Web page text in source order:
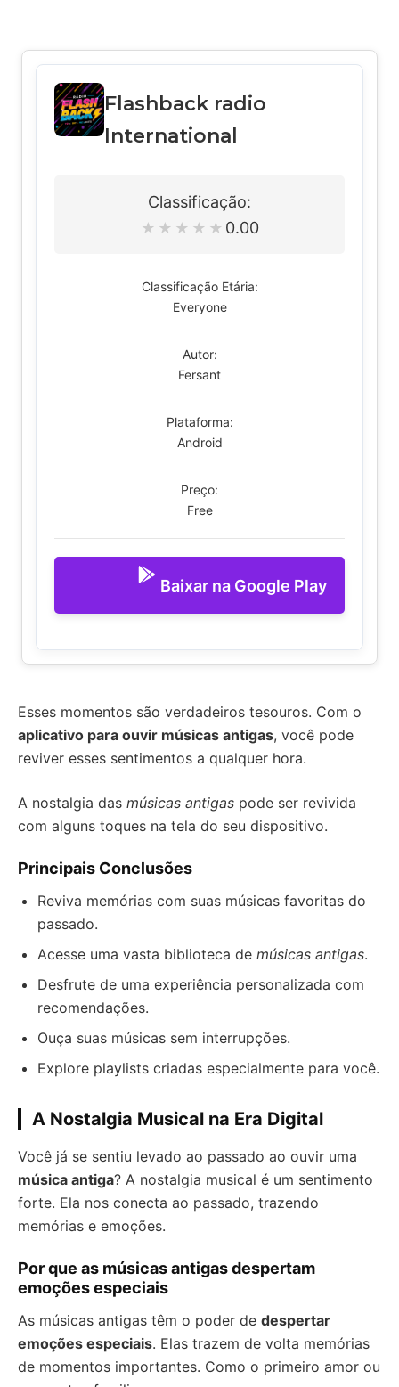
Flashback radio
International
Classificação:
★ ★ ★ ★ ★ 0.00
Classificação Etária:
Everyone
Autor:
Fersant
Plataforma:
Android
Preço:
Free
Baixar na Google Play
Esses momentos são verdadeiros tesouros. Com o
aplicativo para ouvir músicas antigas, você pode
reviver esses sentimentos a qualquer hora.
A nostalgia das músicas antigas pode ser revivida
com alguns toques na tela do seu dispositivo.
Principais Conclusões
Reviva memórias com suas músicas favoritas do
passado.
Acesse uma vasta biblioteca de músicas antigas.
Desfrute de uma experiência personalizada com
recomendações.
Ouça suas músicas sem interrupções.
Explore playlists criadas especialmente para você.
A Nostalgia Musical na Era Digital
Você já se sentiu levado ao passado ao ouvir uma
música antiga? A nostalgia musical é um sentimento
forte. Ela nos conecta ao passado, trazendo
memórias e emoções.
Por que as músicas antigas despertam
emoções especiais
As músicas antigas têm o poder de despertar
emoções especiais. Elas trazem de volta memórias
de momentos importantes. Como o primeiro amor ou